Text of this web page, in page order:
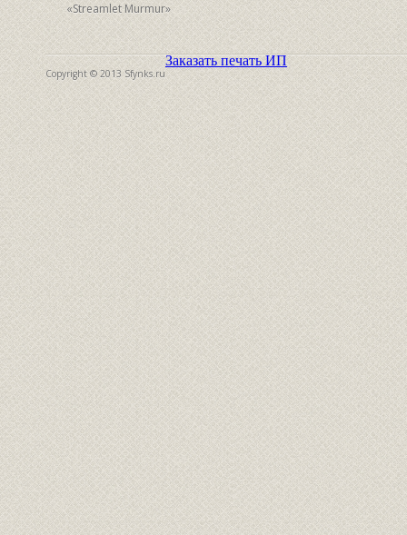
«Streamlet Murmur»
Copyright © 2013 Sfynks.ru
Заказать печать ИП